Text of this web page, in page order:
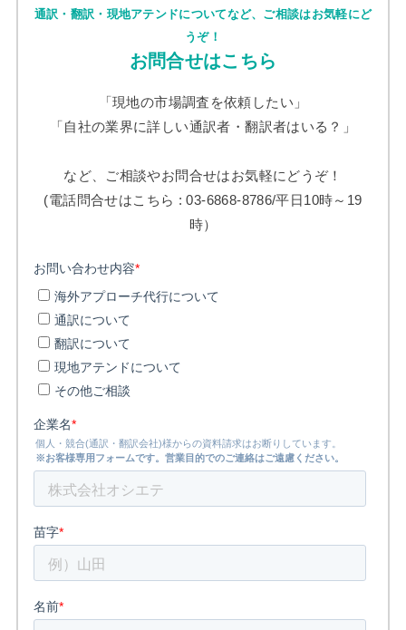
通訳・翻訳・現地アテンドについてなど、ご相談はお気軽にど
うぞ！
お問合せはこちら
「現地の市場調査を依頼したい」
「自社の業界に詳しい通訳者・翻訳者はいる？」
など、ご相談やお問合せはお気軽にどうぞ！
(電話問合せはこちら : 03-6868-8786/平日10時～19
時）